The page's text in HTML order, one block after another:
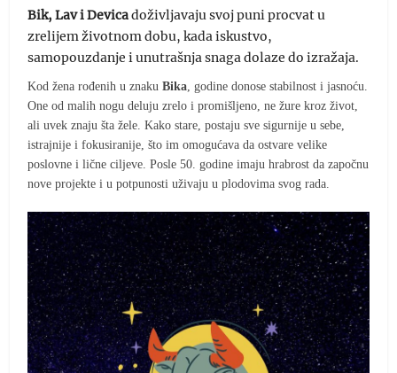
Bik, Lav i Devicadoživljavaju svoj puni procvat u
zrelijem životnom dobu, kada iskustvo,
samopouzdanje i unutrašnja snaga dolaze do izražaja.
Kod žena rođenih u znakuBika , godine donose stabilnost i jasnoću.
One od malih nogu deluju zrelo i promišljeno, ne žure kroz život,
ali uvek znaju šta žele. Kako stare, postaju sve sigurnije u sebe,
istrajnije i fokusiranije, što im omogućava da ostvare velike
poslovne i lične ciljeve. Posle 50. godine imaju hrabrost da započnu
nove projekte i u potpunosti uživaju u plodovima svog rada.